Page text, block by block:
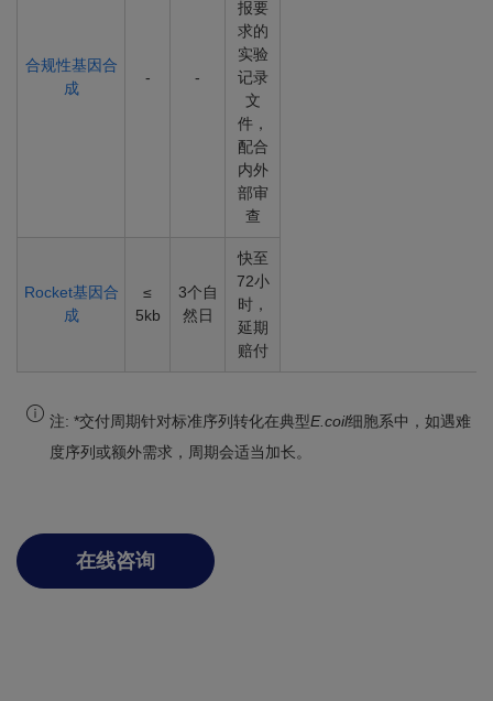
合规性基因合
成
- -
报要
求的
实验
记录
文
件，
配合
内外
部审
查
Rocket基因合
成
≤
5kb
3个自
然日
快至
72小
时，
延期
赔付
注: *交付周期针对标准序列转化在典型E.coil细胞系中，如遇难
度序列或额外需求，周期会适当加长。
在线咨询